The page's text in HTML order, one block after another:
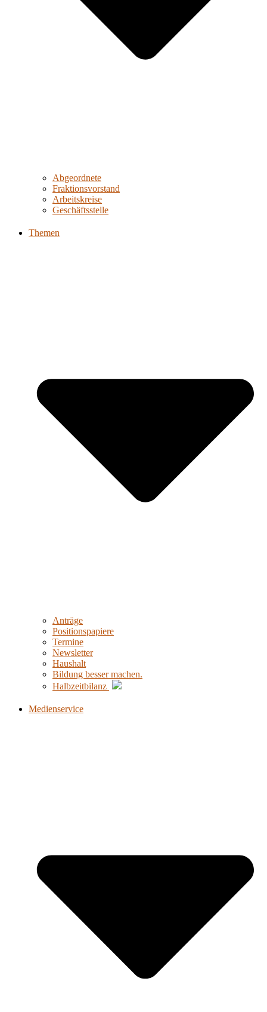
Abgeordnete
Fraktionsvorstand
Arbeitskreise
Geschäftsstelle
Themen
Anträge
Positionspapiere
Termine
Newsletter
Haushalt
Bildung besser machen.
Halbzeitbilanz
Medienservice